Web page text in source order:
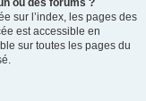
ou des forums ?
sur l’index, les pages des
est accessible en
sur toutes les pages du